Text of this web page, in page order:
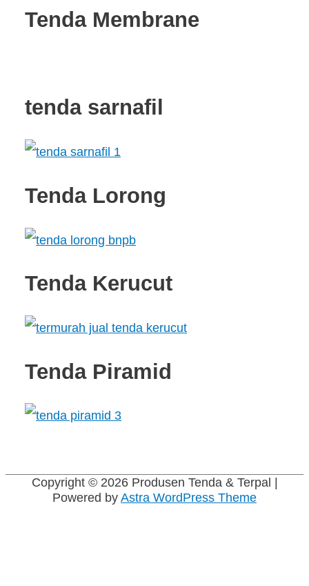
Tenda Membrane
tenda sarnafil
Tenda Lorong
Tenda Kerucut
Tenda Piramid
Copyright © 2026 Produsen Tenda & Terpal |
Powered byAstra WordPress Theme